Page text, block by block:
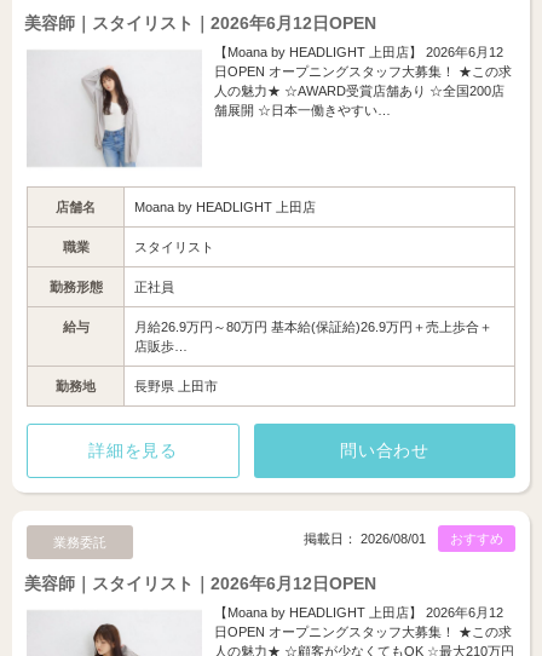
美容師｜スタイリスト｜2026年6月12日OPEN
【Moana by HEADLIGHT 上田店】 2026年6月12
日OPEN オープニングスタッフ大募集！ ★この求
人の魅力★ ☆AWARD受賞店舗あり ☆全国200店
舗展開 ☆日本一働きやすい…
店舗名 Moana by HEADLIGHT 上田店
職業 スタイリスト
勤務形態 正社員
給与
月給26.9万円～80万円 基本給(保証給)26.9万円＋売上歩合＋
店販歩…
勤務地 長野県 上田市
詳細を見る 問い合わせ
業務委託 おすすめ
掲載日： 2026/08/01
美容師｜スタイリスト｜2026年6月12日OPEN
【Moana by HEADLIGHT 上田店】 2026年6月12
日OPEN オープニングスタッフ大募集！ ★この求
人の魅力★ ☆顧客が少なくてもOK ☆最大210万円